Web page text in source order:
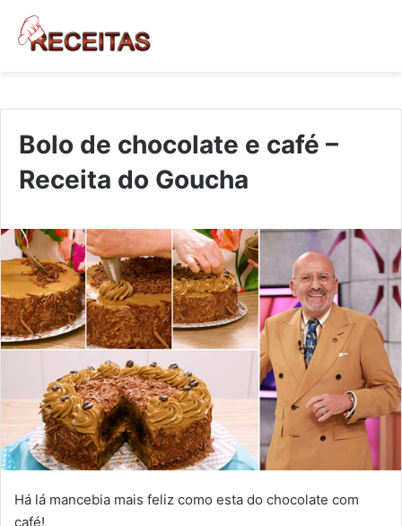
Bolo de chocolate e café –
Receita do Goucha
Há lá mancebia mais feliz como esta do chocolate com
café!